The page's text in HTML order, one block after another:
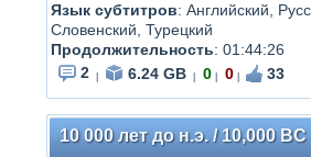
Язык субтитров: Английский,
Словенский, Турецкий
Продолжительность: 01:44:26
2
6.24 GB 0 0 33
10 000 лет до н.э. / 10,000